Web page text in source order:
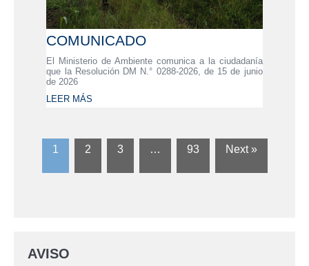
COMUNICADO
El Ministerio de Ambiente comunica a la ciudadanía
que la Resolución DM N.° 0288-2026, de 15 de junio
de 2026
LEER MÁS
1 2 3 … 93 Next »
AVISO